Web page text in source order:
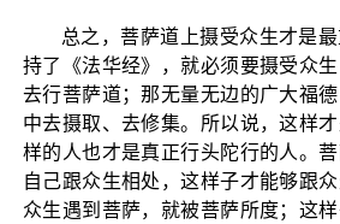
总之，菩萨道上摄受众生才是
持了《法华经》，就必须要摄受众
去行菩萨道；那无量无边的广大福
中去摄取、去修集。所以说，这样
样的人也才是真正行头陀行的人。
自己跟众生相处，这样子才能够跟
众生遇到菩萨，就被菩萨所度；这